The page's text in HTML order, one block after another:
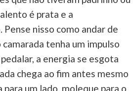
é prata e a
nisso como andar de
tenha um impulso
a energia se esgota
chega ao fim antes mesmo
um lado, moleque para o